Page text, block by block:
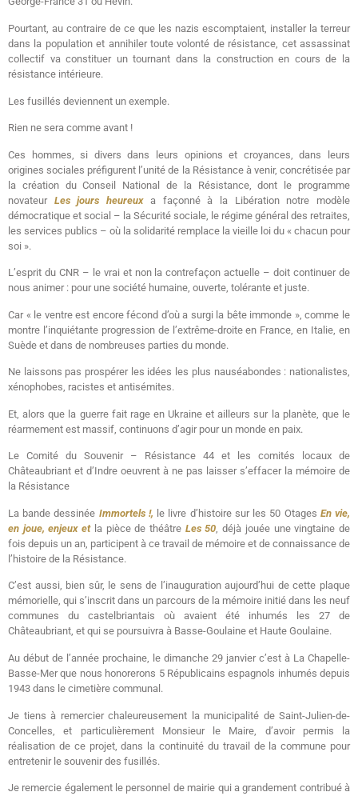
Pourtant, au contraire de ce que les nazis escomptaient, installer la terreur
dans la population et annihiler toute volonté de résistance, cet assassinat
collectif va constituer un tournant dans la construction en cours de la
résistance intérieure.
Les fusillés deviennent un exemple.
Rien ne sera comme avant !
Ces hommes, si divers dans leurs opinions et croyances, dans leurs
origines sociales préfigurent l’unité de la Résistance à venir, concrétisée par
la création du Conseil National de la Résistance, dont le programme
novateur Les jours heureux a façonné à la Libération notre modèle
démocratique et social – la Sécurité sociale, le régime général des retraites,
les services publics – où la solidarité remplace la vieille loi du « chacun pour
soi ».
L’esprit du CNR – le vrai et non la contrefaçon actuelle – doit continuer de
nous animer : pour une société humaine, ouverte, tolérante et juste.
Car « le ventre est encore fécond d’où a surgi la bête immonde », comme le
montre l’inquiétante progression de l’extrême-droite en France, en Italie, en
Suède et dans de nombreuses parties du monde.
Ne laissons pas prospérer les idées les plus nauséabondes : nationalistes,
xénophobes, racistes et antisémites.
Et, alors que la guerre fait rage en Ukraine et ailleurs sur la planète, que le
réarmement est massif, continuons d’agir pour un monde en paix.
Le Comité du Souvenir – Résistance 44 et les comités locaux de
Châteaubriant et d’Indre oeuvrent à ne pas laisser s’effacer la mémoire de
la Résistance
La bande dessinée Immortels !, le livre d’histoire sur les 50 Otages En vie,
en joue, enjeux et la pièce de théâtre Les 50 , déjà jouée une vingtaine de
fois depuis un an, participent à ce travail de mémoire et de connaissance de
l’histoire de la Résistance.
C’est aussi, bien sûr, le sens de l’inauguration aujourd’hui de cette plaque
mémorielle, qui s’inscrit dans un parcours de la mémoire initié dans les neuf
communes du castelbriantais où avaient été inhumés les 27 de
Châteaubriant, et qui se poursuivra à Basse-Goulaine et Haute Goulaine.
Au début de l’année prochaine, le dimanche 29 janvier c’est à La Chapelle-
Basse-Mer que nous honorerons 5 Républicains espagnols inhumés depuis
1943 dans le cimetière communal.
Je tiens à remercier chaleureusement la municipalité de Saint-Julien-de-
Concelles, et particulièrement Monsieur le Maire, d’avoir permis la
réalisation de ce projet, dans la continuité du travail de la commune pour
entretenir le souvenir des fusillés.
Je remercie également le personnel de mairie qui a grandement contribué à